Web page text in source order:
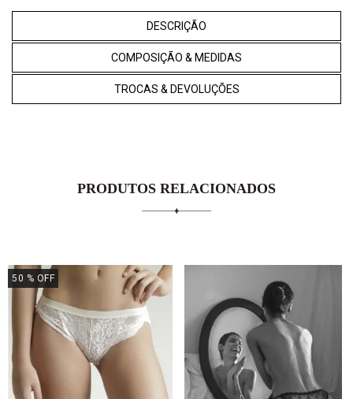
DESCRIÇÃO
COMPOSIÇÃO & MEDIDAS
TROCAS & DEVOLUÇÕES
PRODUTOS RELACIONADOS
50 % OFF